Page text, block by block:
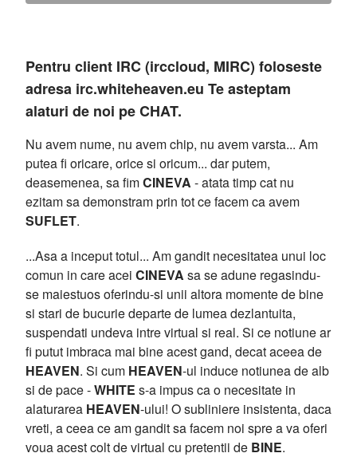
Pentru client IRC (irccloud, MIRC) foloseste
adresa irc.whiteheaven.eu Te asteptam
alaturi de noi pe CHAT.
Nu avem nume, nu avem chip, nu avem varsta... Am
putea fi oricare, orice si oricum... dar putem,
deasemenea, sa fimCINEVA - atata timp cat nu
ezitam sa demonstram prin tot ce facem ca avem
SUFLET.
...Asa a inceput totul... Am gandit necesitatea unui loc
comun in care acei CINEVA sa se adune regasindu-
se maiestuos oferindu-si unii altora momente de bine
si stari de bucurie departe de lumea dezlantuita,
suspendati undeva intre virtual si real. Si ce notiune ar
fi putut imbraca mai bine acest gand, decat aceea de
HEAVEN. Si cum HEAVEN-ul induce notiunea de alb
si de pace -WHITE s-a impus ca o necesitate in
alaturarea HEAVEN-ului! O subliniere insistenta, daca
vreti, a ceea ce am gandit sa facem noi spre a va oferi
voua acest colt de virtual cu pretentii de BINE.